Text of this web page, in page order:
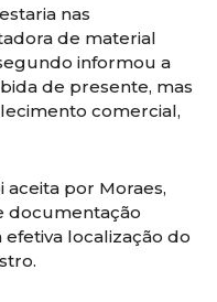
nas
de material
informou a
de presente, mas
comercial,
aceita por Moraes,
documentação
localização do